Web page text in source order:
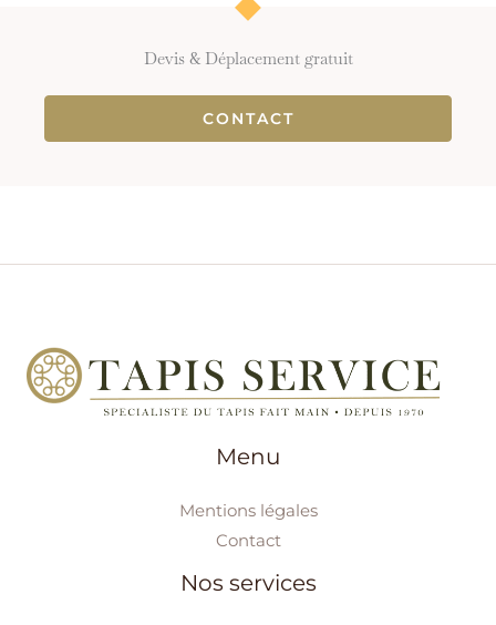
Devis & Déplacement gratuit
CONTACT
Menu
Mentions légales
Contact
Nos services